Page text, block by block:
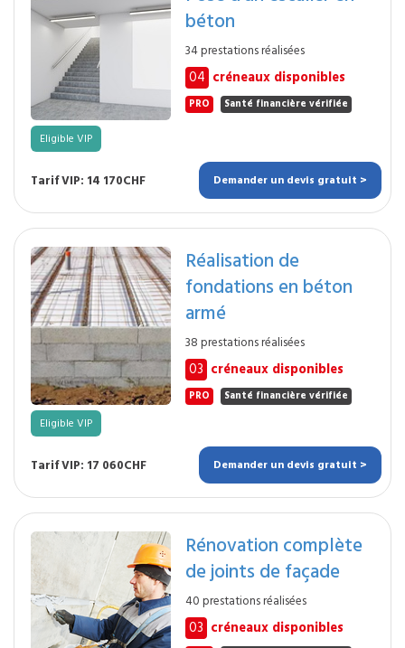
béton
34 prestations réalisées
04 créneaux disponibles
PRO Santé financière vérifiée
Eligible VIP
Tarif VIP: 14 170CHF Demander un devis gratuit >
Réalisation de
fondations en béton
armé
38 prestations réalisées
03 créneaux disponibles
PRO Santé financière vérifiée
Eligible VIP
Tarif VIP: 17 060CHF Demander un devis gratuit >
Rénovation complète
de joints de façade
40 prestations réalisées
03 créneaux disponibles